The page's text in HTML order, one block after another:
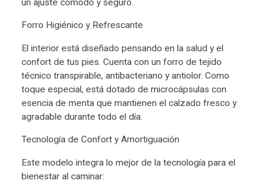
Forro Higiénico y Refrescante
El interior está diseñado pensando en la salud y el
confort de tus pies. Cuenta con un forro de tejido
técnico transpirable, antibacteriano y antiolor. Como
toque especial, está dotado de microcápsulas con
esencia de menta que mantienen el calzado fresco y
agradable durante todo el día.
Tecnología de Confort y Amortiguación
Este modelo integra lo mejor de la tecnología para el
bienestar al caminar: